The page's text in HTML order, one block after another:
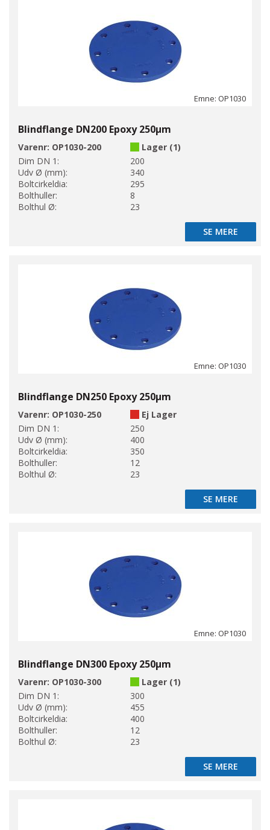
Emne: OP1030
Blindflange DN200 Epoxy 250µm
Varenr: OP1030-200
Lager (1)
Dim DN 1:
200
Udv Ø (mm):
340
Boltcirkeldia:
295
Bolthuller:
8
Bolthul Ø:
23
SE MERE
SE MERE
Emne: OP1030
Blindflange DN250 Epoxy 250µm
Varenr: OP1030-250
Ej Lager
Dim DN 1:
250
Udv Ø (mm):
400
Boltcirkeldia:
350
Bolthuller:
12
Bolthul Ø:
23
SE MERE
SE MERE
Emne: OP1030
Blindflange DN300 Epoxy 250µm
Varenr: OP1030-300
Lager (1)
Dim DN 1:
300
Udv Ø (mm):
455
Boltcirkeldia:
400
Bolthuller:
12
Bolthul Ø:
23
SE MERE
SE MERE